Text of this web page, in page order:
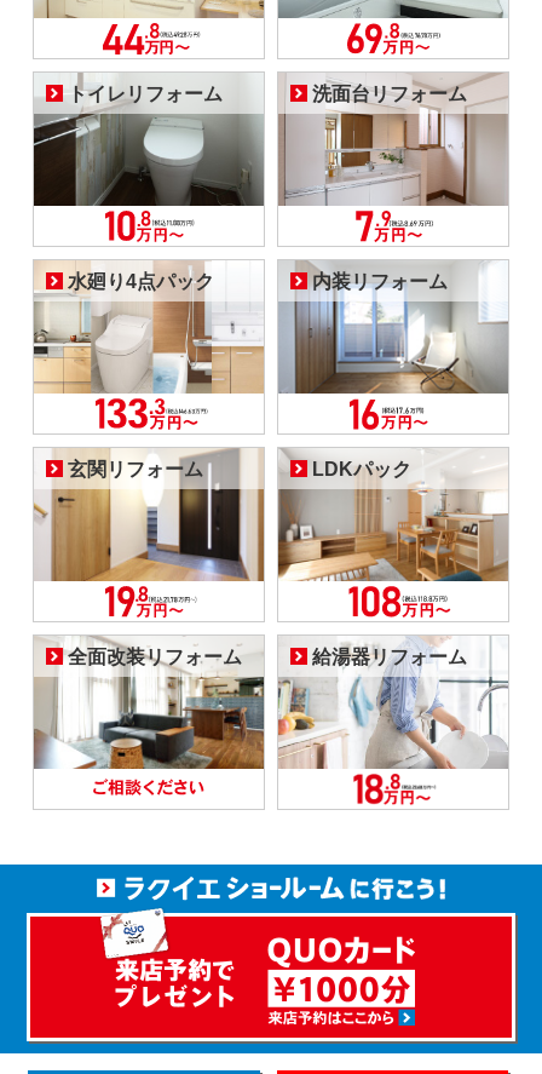
トイレリフォーム 洗面台リフォーム
水廻り4点パック 内装リフォーム
玄関リフォーム LDKパック
全面改装リフォーム 給湯器リフォーム